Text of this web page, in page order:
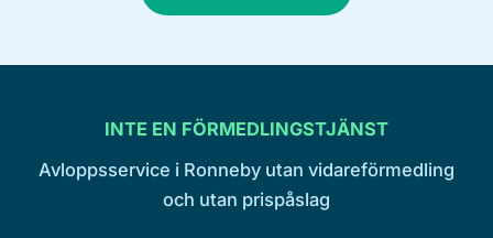
INTE EN FÖRMEDLINGSTJÄNST
Avloppsservice i Ronneby utan vidareförmedling
och utan prispåslag